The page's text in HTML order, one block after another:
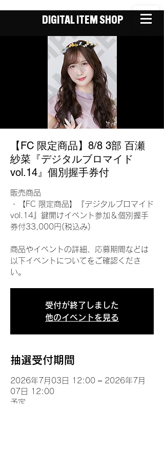
DIGITAL ITEM SHOP
【FC 限定商品】8/8 3部 百瀬
紗菜『デジタルブロマイド
vol.14』個別握手券付
販売商品
・【FC 限定商品】『デジタルブロマイド
vol.14』鍵開けイベント参加＆個別握手
券付33,000円(税込み)
商品やイベントの詳細、応募期間などは
以下イベントについてをご確認くださ
い。
受付が終了しました
他のイベントを見る
抽選受付期間
2026年7月03日 12:00 – 2026年7月
07日 12:00
予定